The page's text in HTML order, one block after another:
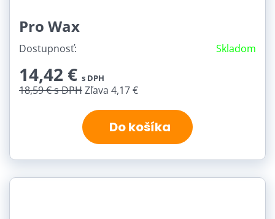
Pro Wax
Dostupnosť: Skladom
14,42 € s DPH
18,59 €s DPHZľava 4,17 €
Do košíka